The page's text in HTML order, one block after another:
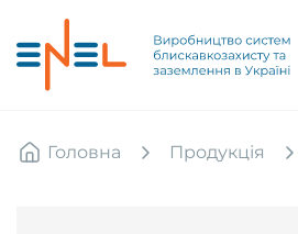
Головна Продукція